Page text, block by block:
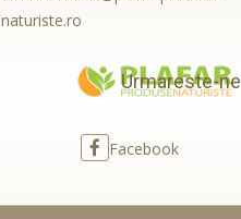
naturiste.ro
Urmareste-ne
Facebook